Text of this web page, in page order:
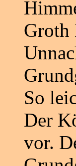
Groth
So
Der
vor.